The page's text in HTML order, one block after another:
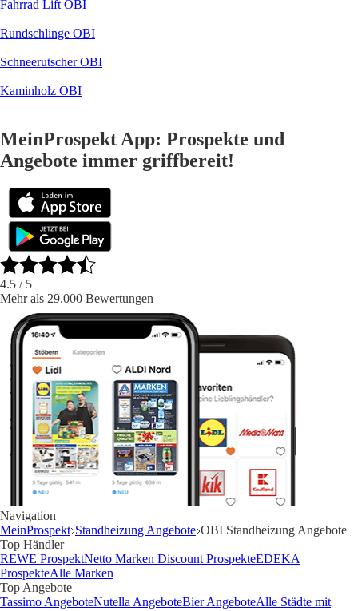
Fahrrad Lift OBI
Rundschlinge OBI
Schneerutscher OBI
Kaminholz OBI
MeinProspekt App: Prospekte und
Angebote immer griffbereit!
4.5 / 5
Mehr als 29.000 Bewertungen
Navigation
MeinProspekt Standheizung Angebote OBI Standheizung Angebote
Top Händler
REWE ProspektNetto Marken Discount ProspekteEDEKA
ProspekteAlle Marken
Top Angebote
Tassimo AngeboteNutella AngeboteBier AngeboteAlle Städte mit